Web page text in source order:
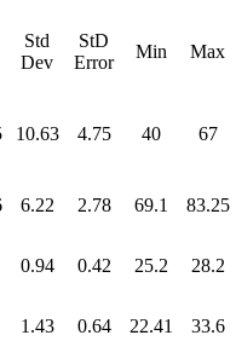
Std
Dev
StD
Error
Min Max
10.63 4.75 40 67
6.22 2.78 69.1 83.25
0.94 0.42 25.2 28.2
1.43 0.64 22.41 33.6